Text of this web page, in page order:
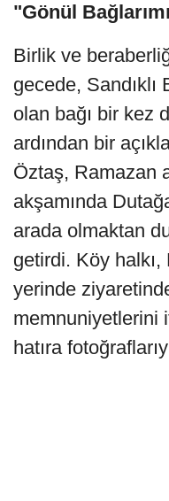
"Gönül
Birlik ve
gecede,
olan bağı bir kez
ardından bir
Öztaş, Ramazan
akşamında
arada olmaktan
getirdi. Köy halkı,
yerinde
memnuniyetlerini
hatıra